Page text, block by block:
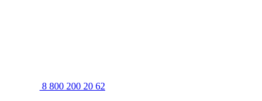
8 800 200 20 62